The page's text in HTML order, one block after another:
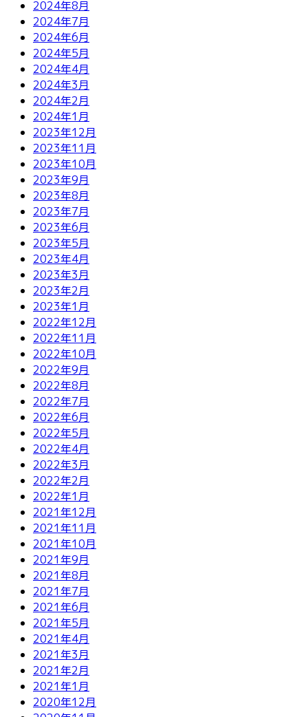
2024年8月
2024年7月
2024年6月
2024年5月
2024年4月
2024年3月
2024年2月
2024年1月
2023年12月
2023年11月
2023年10月
2023年9月
2023年8月
2023年7月
2023年6月
2023年5月
2023年4月
2023年3月
2023年2月
2023年1月
2022年12月
2022年11月
2022年10月
2022年9月
2022年8月
2022年7月
2022年6月
2022年5月
2022年4月
2022年3月
2022年2月
2022年1月
2021年12月
2021年11月
2021年10月
2021年9月
2021年8月
2021年7月
2021年6月
2021年5月
2021年4月
2021年3月
2021年2月
2021年1月
2020年12月